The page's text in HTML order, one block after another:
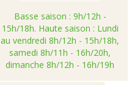
Basse saison : 9h/12h -
15h/18h. Haute saison : Lundi
au vendredi 8h/12h - 15h/18h,
samedi 8h/11h - 16h/20h,
dimanche 8h/12h - 16h/19h